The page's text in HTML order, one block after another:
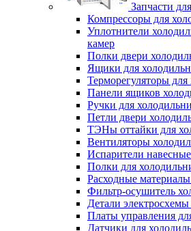
Запчасти
Компрессоры для
Уплотнители
камер
Полки двери
Ящики для
Терморегуляторы для
Панели ящиков
Ручки для
Петли двери
ТЭНы оттайки для
Вентиляторы
Испарители
Полки для
Расходные
Фильтр-осушитель
Детали
Платы управления
Датчики для